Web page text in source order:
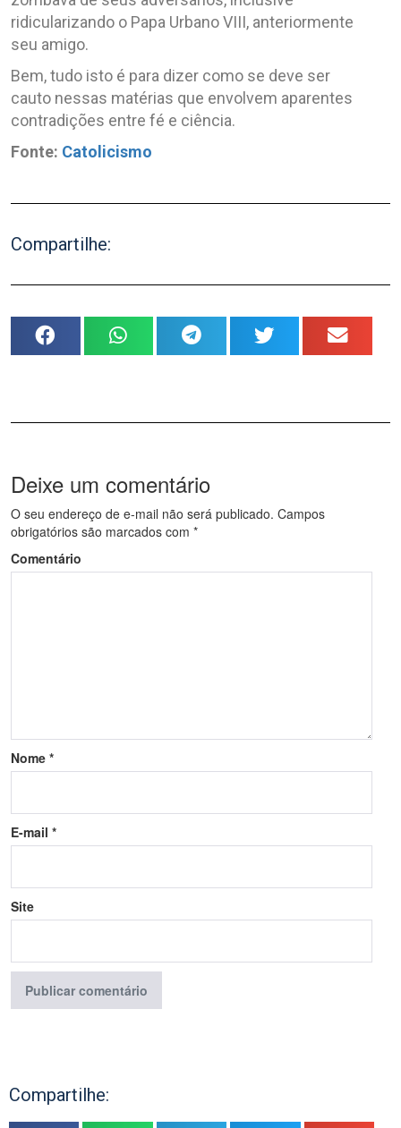
ridicularizando o Papa Urbano VIII, anteriormente
seu amigo.
Bem, tudo isto é para dizer como se deve ser
cauto nessas matérias que envolvem aparentes
contradições entre fé e ciência.
Fonte: Catolicismo
Compartilhe:
Deixe um comentário
O seu endereço de e-mail não será publicado. Campos
obrigatórios são marcados com *
Comentário
Nome *
E-mail *
Site
Compartilhe: